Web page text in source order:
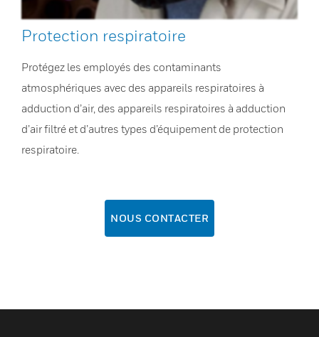
Protection respiratoire
Protégez les employés des contaminants
atmosphériques avec des appareils respiratoires à
adduction d’air, des appareils respiratoires à adduction
d’air filtré et d’autres types d’équipement de protection
respiratoire.
NOUS CONTACTER